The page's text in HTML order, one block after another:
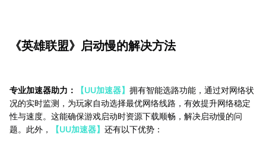
《英雄联盟》启动慢的解决方法
专业加速器助力： 【UU加速器】 拥有智能选路功能，通过对网络状
况的实时监测，为玩家自动选择最优网络线路，有效提升网络稳定
性与速度。这能确保游戏启动时资源下载顺畅，解决启动慢的问
题。此外，
【UU加速器】 还有以下优势：